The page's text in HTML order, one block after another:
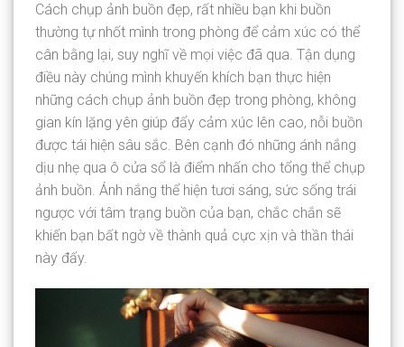
Cách chụp ảnh buồn đẹp, rất nhiều bạn khi buồn
thường tự nhốt mình trong phòng để cảm xúc có thể
cân bằng lại, suy nghĩ về mọi việc đã qua. Tận dụng
điều này chúng mình khuyến khích bạn thực hiện
những cách chụp ảnh buồn đẹp trong phòng, không
gian kín lặng yên giúp đẩy cảm xúc lên cao, nỗi buồn
được tái hiện sâu sắc. Bên cạnh đó những ánh nắng
dịu nhẹ qua ô cửa sổ là điểm nhấn cho tổng thể chụp
ảnh buồn. Ánh nắng thể hiện tươi sáng, sức sống trái
ngược với tâm trạng buồn của bạn, chắc chắn sẽ
khiến bạn bất ngờ về thành quả cực xịn và thần thái
này đấy.